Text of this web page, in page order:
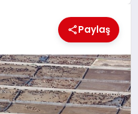
Paylaş